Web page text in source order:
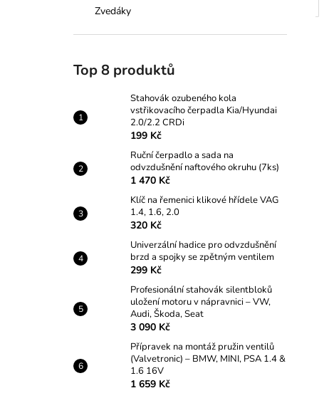
Zvedáky
Top 8 produktů
Stahovák ozubeného kola
vstřikovacího čerpadla Kia/Hyundai
2.0/2.2 CRDi
199 Kč
Ruční čerpadlo a sada na
odvzdušnění naftového okruhu (7ks)
1 470 Kč
Klíč na řemenici klikové hřídele VAG
1.4, 1.6, 2.0
320 Kč
Univerzální hadice pro odvzdušnění
brzd a spojky se zpětným ventilem
299 Kč
Profesionální stahovák silentbloků
uložení motoru v nápravnici – VW,
Audi, Škoda, Seat
3 090 Kč
Přípravek na montáž pružin ventilů
(Valvetronic) – BMW, MINI, PSA 1.4 &
1.6 16V
1 659 Kč